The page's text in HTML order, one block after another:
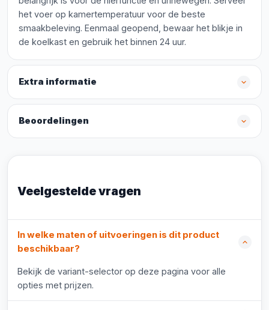
het voer op kamertemperatuur voor de beste
smaakbeleving. Eenmaal geopend, bewaar het blikje in
de koelkast en gebruik het binnen 24 uur.
Extra informatie
Beoordelingen
Veelgestelde vragen
In welke maten of uitvoeringen is dit product
beschikbaar?
Bekijk de variant-selector op deze pagina voor alle
opties met prijzen.